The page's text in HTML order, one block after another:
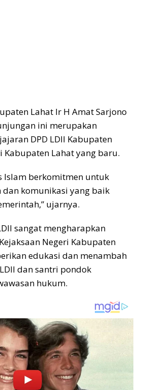
Lahat Ir H Amat Sarjono
ini merupakan
DPD LDII Kabupaten
Kabupaten Lahat yang baru.
Islam berkomitmen untuk
komunikasi yang baik
ujarnya.
sangat mengharapkan
Negeri Kabupaten
edukasi dan menambah
dan santri pondok
hukum.